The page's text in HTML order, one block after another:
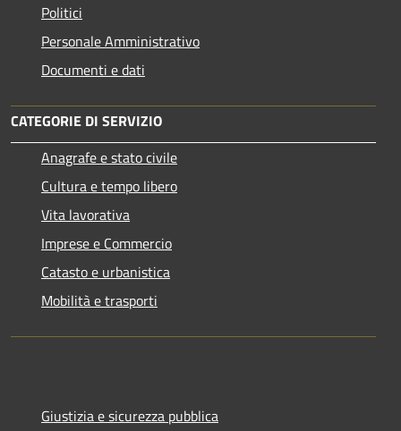
Politici
Personale Amministrativo
Documenti e dati
CATEGORIE DI SERVIZIO
Anagrafe e stato civile
Cultura e tempo libero
Vita lavorativa
Imprese e Commercio
Catasto e urbanistica
Mobilità e trasporti
Giustizia e sicurezza pubblica